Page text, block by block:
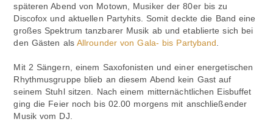
späteren Abend von Motown, Musiker der 80er bis zu
Discofox und aktuellen Partyhits. Somit deckte die Band eine
großes Spektrum tanzbarer Musik ab und etablierte sich bei
den Gästen als Allrounder von Gala- bis Partyband
Mit 2 Sängern, einem Saxofonisten und einer energetischen
Rhythmusgruppe blieb an diesem Abend kein Gast auf
seinem Stuhl sitzen. Nach einem mitternächtlichen Eisbuffet
ging die Feier noch bis 02.00 morgens mit anschließender
Musik vom DJ.